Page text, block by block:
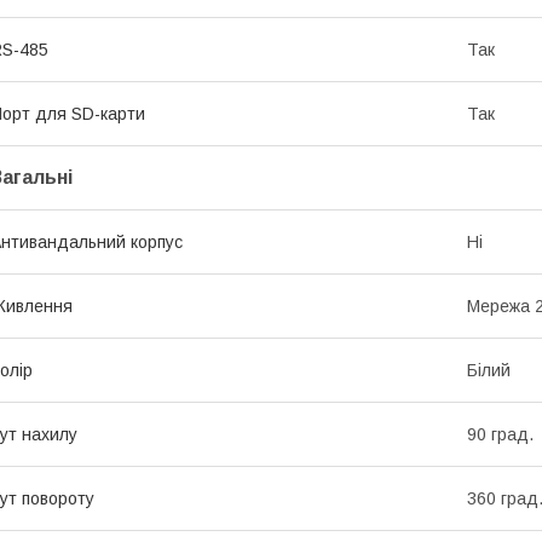
485 Так
для SD-карти Так
корпус Ні
Мережа
Білий
нахилу 90 град.
повороту 360 град.